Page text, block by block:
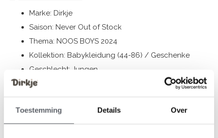
Toestemming Details Over
Marke: Dirkje
Saison: Never Out of Stock
Thema: NOOS BOYS 2024
Kollektion: Babykleidung (44-86) / Geschenke
Geschlecht: Jungen
Farbe: Faded green
Zusammensetzung: Cardigan+Trouser: 97% Organic
Cotton/ 3% Elastane; T-shirt: 95% Organic Cotton/
5% Elastane